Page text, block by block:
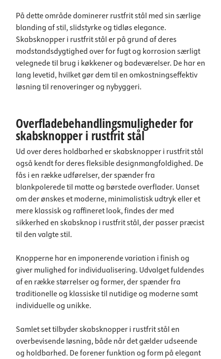
På dette område dominerer rustfrit stål med sin særlige
blanding af stil, slidstyrke og tidløs elegance.
Skabsknopper i rustfrit stål er på grund af deres
modstandsdygtighed over for fugt og korrosion særligt
velegnede til brug i køkkener og badeværelser. De har en
lang levetid, hvilket gør dem til en omkostningseffektiv
løsning til renoveringer og nybyggeri.
Overfladebehandlingsmuligheder for
skabsknopper i rustfrit stål
Ud over deres holdbarhed er skabsknopper i rustfrit stål
også kendt for deres fleksible designmangfoldighed. De
fås i en række udførelser, der spænder fra
blankpolerede til matte og børstede overflader. Uanset
om der ønskes et moderne, minimalistisk udtryk eller et
mere klassisk og raffineret look, findes der med
sikkerhed en skabsknop i rustfrit stål, der passer præcist
til den valgte stil.
Knopperne har en imponerende variation i finish og
giver mulighed for individualisering. Udvalget fuldendes
af en række størrelser og former, der spænder fra
traditionelle og klassiske til nutidige og moderne samt
individuelle og unikke.
Samlet set tilbyder skabsknopper i rustfrit stål en
overbevisende løsning, både når det gælder udseende
og holdbarhed. De forener funktion og form på elegant